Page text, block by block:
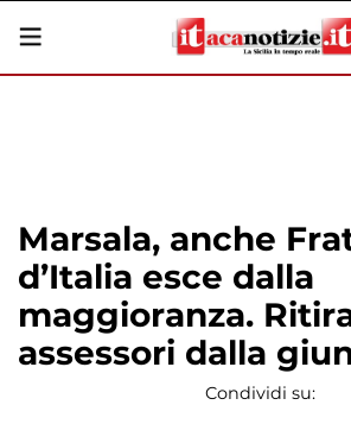
Marsala, anche
d’Italia esce dalla
maggioranza.
assessori dalla
Condividi su: